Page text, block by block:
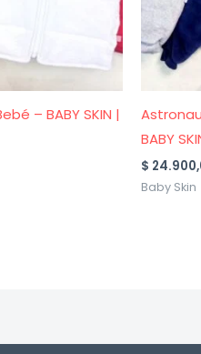
– BABY SKIN |
BABY
$
Baby Skin